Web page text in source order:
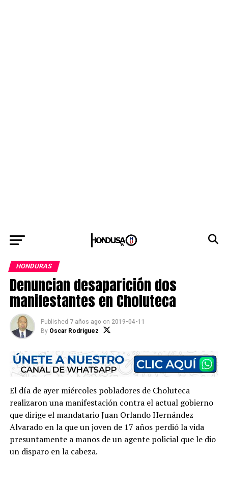
HONDURAS
Denuncian desaparición dos
manifestantes en Choluteca
Published 7 años ago on 2019-04-11
By Oscar Rodríguez
El día de ayer miércoles pobladores de Choluteca
realizaron una manifestación contra el actual gobierno
que dirige el mandatario Juan Orlando Hernández
Alvarado en la que un joven de 17 años perdió la vida
presuntamente a manos de un agente policial que le dio
un disparo en la cabeza.